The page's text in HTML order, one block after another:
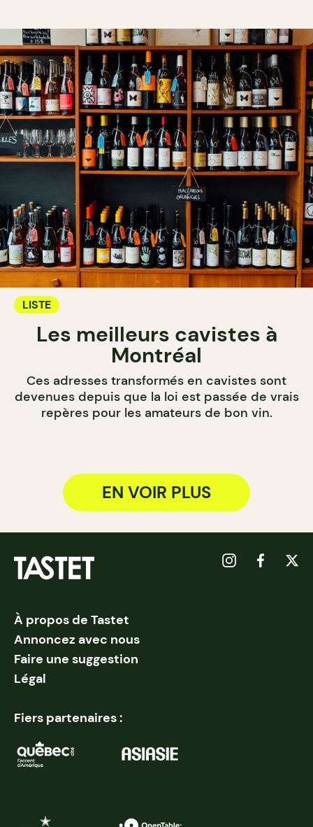
LISTE
Les meilleurs cavistes à
Montréal
Ces adresses transformés en cavistes sont
devenues depuis que la loi est passée de vrais
repères pour les amateurs de bon vin.
EN VOIR PLUS
À propos de Tastet
Annoncez avec nous
Faire une suggestion
Légal
Fiers partenaires :